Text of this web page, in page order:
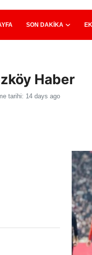
SON DAKIKA
Haber
tarihi: 14 days ago